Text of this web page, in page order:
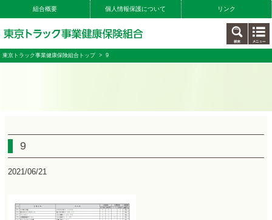
組合概要 個人情報保護について リンク
東京トラック事業健康保険組合トップ> 9
9
2021/06/21